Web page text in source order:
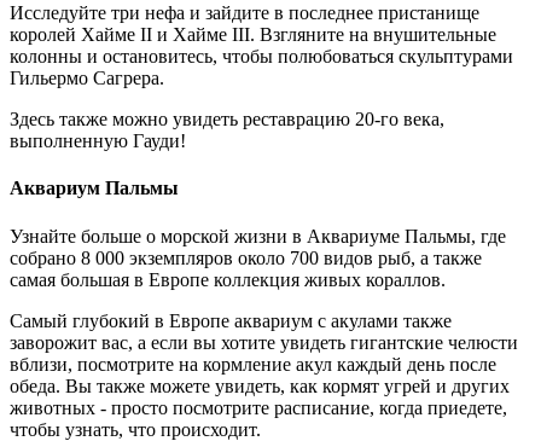
Исследуйте три нефа и зайдите в последнее пристанище
королей Хайме II и Хайме III. Взгляните на внушительные
колонны и остановитесь, чтобы полюбоваться скульптурами
Гильермо Сагрера.
Здесь также можно увидеть реставрацию 20-го века,
выполненную Гауди!
Аквариум Пальмы
Узнайте больше о морской жизни в Аквариуме Пальмы, где
собрано 8 000 экземпляров около 700 видов рыб, а также
самая большая в Европе коллекция живых кораллов.
Самый глубокий в Европе аквариум с акулами также
заворожит вас, а если вы хотите увидеть гигантские челюсти
вблизи, посмотрите на кормление акул каждый день после
обеда. Вы также можете увидеть, как кормят угрей и других
животных - просто посмотрите расписание, когда приедете,
чтобы узнать, что происходит.